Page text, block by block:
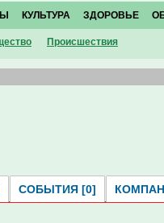
Проиcшествия
КУЛЬТУРА ЗДОРОВЬЕ
СОБЫТИЯ [0]